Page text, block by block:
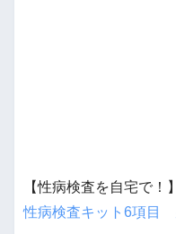
【性病検査を自宅で！】
性病検査キット6項目